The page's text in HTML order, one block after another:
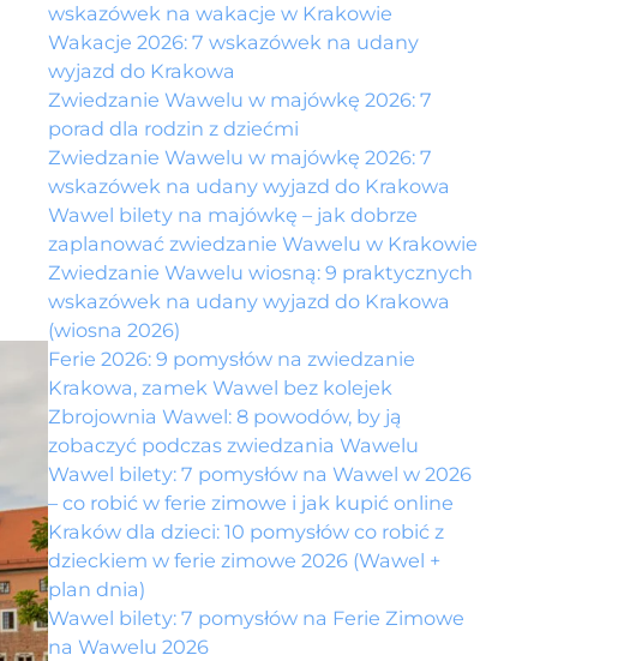
wskazówek na wakacje w Krakowie
Wakacje 2026: 7 wskazówek na udany
wyjazd do Krakowa
Zwiedzanie Wawelu w majówkę 2026: 7
porad dla rodzin z dziećmi
Zwiedzanie Wawelu w majówkę 2026: 7
wskazówek na udany wyjazd do Krakowa
Wawel bilety na majówkę – jak dobrze
zaplanować zwiedzanie Wawelu w Krakowie
Zwiedzanie Wawelu wiosną: 9 praktycznych
wskazówek na udany wyjazd do Krakowa
(wiosna 2026)
Ferie 2026: 9 pomysłów na zwiedzanie
Krakowa, zamek Wawel bez kolejek
Zbrojownia Wawel: 8 powodów, by ją
zobaczyć podczas zwiedzania Wawelu
Wawel bilety: 7 pomysłów na Wawel w 2026
– co robić w ferie zimowe i jak kupić online
Kraków dla dzieci: 10 pomysłów co robić z
dzieckiem w ferie zimowe 2026 (Wawel +
plan dnia)
Wawel bilety: 7 pomysłów na Ferie Zimowe
na Wawelu 2026